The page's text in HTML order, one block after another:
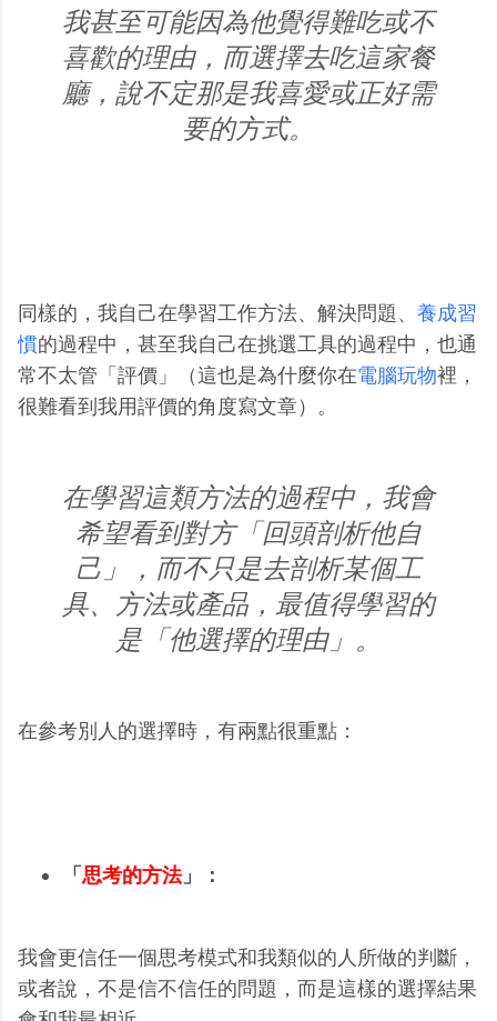
我甚至可能因為他覺得難吃或不
喜歡的理由，而選擇去吃這家餐
廳，說不定那是我喜愛或正好需
要的方式。
同樣的，我自己在學習工作方法、解決問題、 養成習
慣的過程中，甚至我自己在挑選工具的過程中，也通
常不太管「評價」（這也是為什麼你在電腦玩物裡，
很難看到我用評價的角度寫文章）。
在學習這類方法的過程中，我會
希望看到對方「回頭剖析他自
己」，而不只是去剖析某個工
具、方法或產品，最值得學習的
是「他選擇的理由」。
在參考別人的選擇時，有兩點很重點：
「 思考的方法」：
我會更信任一個思考模式和我類似的人所做的判斷，
或者說，不是信不信任的問題，而是這樣的選擇結果